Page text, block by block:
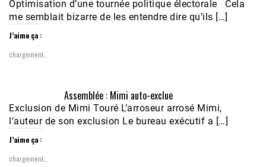
Optimisation d’une tournée politique électorale Cela
me semblait bizarre de les entendre dire qu’ils […]
J’aime ça :
chargement…
Assemblée : Mimi auto-exclue
Exclusion de Mimi Touré L’arroseur arrosé Mimi,
l’auteur de son exclusion Le bureau exécutif a […]
J’aime ça :
chargement…